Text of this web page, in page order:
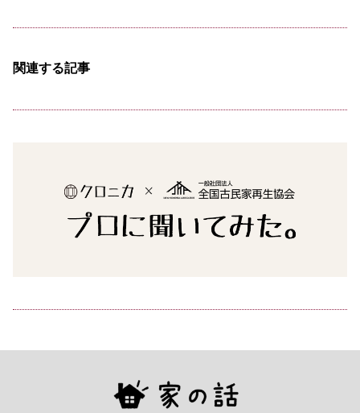
関連する記事